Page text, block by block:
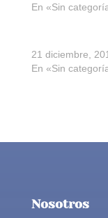
En «Sin
21 diciembre,
En «Sin
Nosotros